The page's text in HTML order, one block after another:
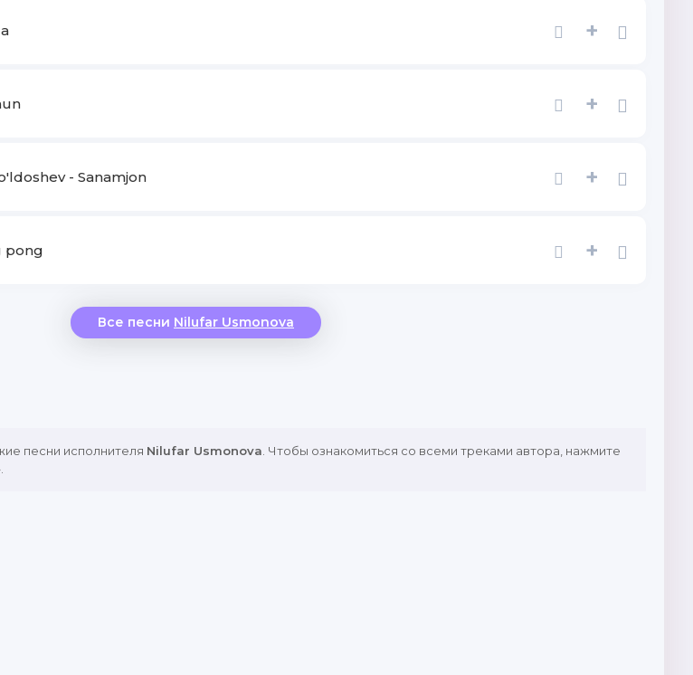
+
+
- Sanamjon +
pong +
Все песни Nilufar Usmonova
песни исполнителя Nilufar Usmonova . Чтобы ознакомиться со всеми треками автора, нажмите